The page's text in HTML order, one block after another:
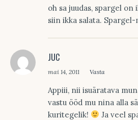
oh sa juudas, spargel
siin ikka salata.
JUC
mai 14, 2011 Vasta
Appiii, nii isuäratava
vastu ööd mu nina alla
kuritegelik!
Ja veel